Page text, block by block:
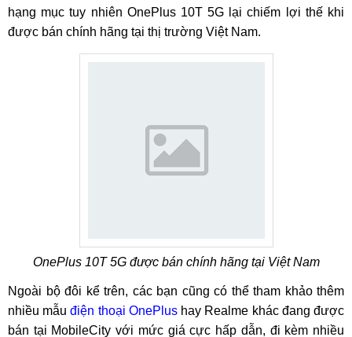
hạng mục tuy nhiên OnePlus 10T 5G lại chiếm lợi thế khi
được bán chính hãng tại thị trường Việt Nam.
OnePlus 10T 5G được bán chính hãng tại Việt Nam
Ngoài bộ đôi kể trên, các bạn cũng có thể tham khảo thêm
nhiều mẫuđiện thoại OnePlushay Realme khác đang được
bán tại MobileCity với mức giá cực hấp dẫn, đi kèm nhiều